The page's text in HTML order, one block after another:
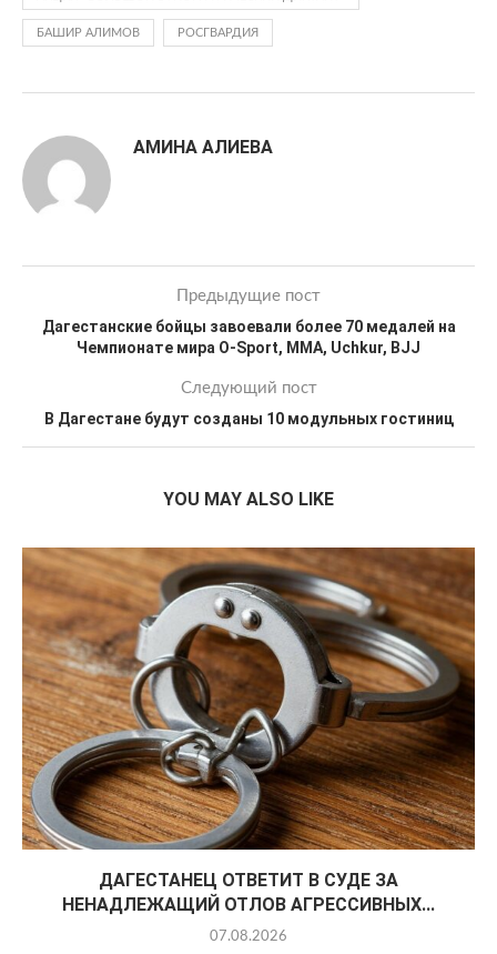
БАШИР АЛИМОВ РОСГВАРДИЯ
АМИНА АЛИЕВА
Предыдущие пост
Дагестанские бойцы завоевали более 70 медалей на
Чемпионате мира O-Sport, MMA, Uchkur, BJJ
Следующий пост
В Дагестане будут созданы 10 модульных гостиниц
YOU MAY ALSO LIKE
ДАГЕСТАНЕЦ ОТВЕТИТ В СУДЕ ЗА
НЕНАДЛЕЖАЩИЙ ОТЛОВ АГРЕССИВНЫХ...
07.08.2026